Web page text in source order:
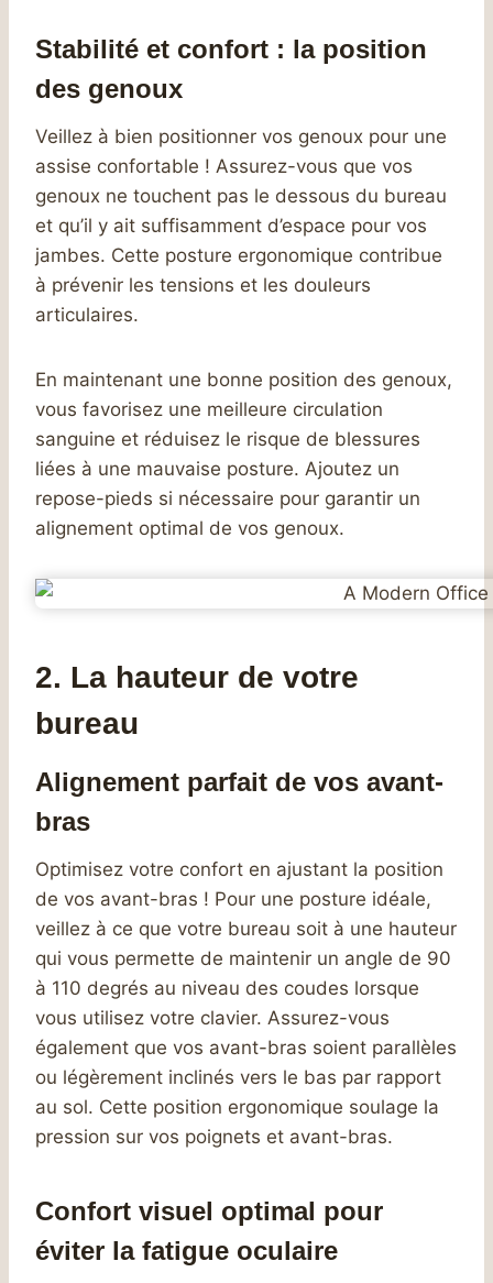
Stabilité et confort : la position
des genoux
Veillez à bien positionner vos genoux pour une
assise confortable ! Assurez-vous que vos
genoux ne touchent pas le dessous du bureau
et qu’il y ait suffisamment d’espace pour vos
jambes. Cette posture ergonomique contribue
à prévenir les tensions et les douleurs
articulaires.
En maintenant une bonne position des genoux,
vous favorisez une meilleure circulation
sanguine et réduisez le risque de blessures
liées à une mauvaise posture. Ajoutez un
repose-pieds si nécessaire pour garantir un
alignement optimal de vos genoux.
2. La hauteur de votre
bureau
Alignement parfait de vos avant-
bras
Optimisez votre confort en ajustant la position
de vos avant-bras ! Pour une posture idéale,
veillez à ce que votre bureau soit à une hauteur
qui vous permette de maintenir un angle de 90
à 110 degrés au niveau des coudes lorsque
vous utilisez votre clavier. Assurez-vous
également que vos avant-bras soient parallèles
ou légèrement inclinés vers le bas par rapport
au sol. Cette position ergonomique soulage la
pression sur vos poignets et avant-bras.
Confort visuel optimal pour
éviter la fatigue oculaire